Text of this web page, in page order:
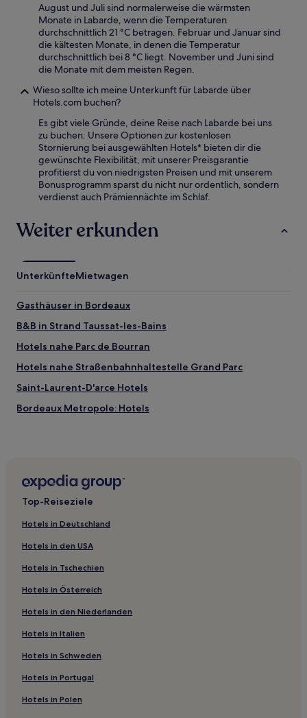
August und Juli sind normalerweise die wärmsten
Monate in Labarde, wenn die Temperaturen
durchschnittlich 21 °C betragen. Februar und Januar sind
die kältesten Monate, in denen die Temperatur
durchschnittlich bei 8 °C liegt. November und Juni sind
die Monate mit dem meisten Regen.
Wieso sollte ich meine Unterkunft für Labarde über
Hotels.com buchen?
Es gibt viele Gründe, deine Reise nach Labarde bei uns
zu buchen: Unsere Optionen zur kostenlosen
Stornierung bei ausgewählten Hotels* bieten dir die
gewünschte Flexibilität, mit unserer Preisgarantie
profitierst du von niedrigsten Preisen und mit unserem
Bonusprogramm sparst du nicht nur ordentlich, sondern
verdienst auch Prämiennächte im Schlaf.
Weiter erkunden
UnterkünfteMietwagen
Gasthäuser in Bordeaux
B&B in Strand Taussat-les-Bains
Hotels nahe Parc de Bourran
Hotels nahe Straßenbahnhaltestelle Grand Parc
Saint-Laurent-D'arce Hotels
Bordeaux Metropole: Hotels
Bordeaux Hotels
Saint-Vivien-De-Blaye Hotels
Saint-Louis-De-Montferrand Hotels
Hotels nahe Strand vom See
Anglade Hotels
Hotels nahe Château Haut-Bages Liberal
Hotels nahe Straßenbahnhaltestelle Cours du Médoc
Mazion Hotels
Cézac Hotels
Hotels nahe Straßenbahnhaltestelle Grand Theatre
Hotels nahe Rathaus
Top-Reiseziele
Hotels in Deutschland
Hotels in den USA
Hotels in Tschechien
Hotels in Österreich
Hotels in den Niederlanden
Hotels in Italien
Hotels in Schweden
Hotels in Portugal
Hotels in Polen